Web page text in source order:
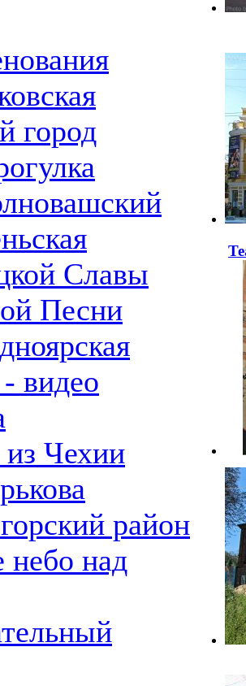
город
Славы
Песни
видео
Чехии
район
небо над